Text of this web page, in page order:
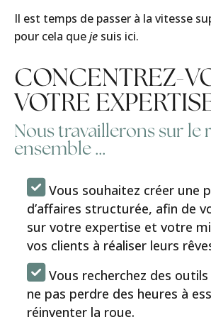
Il est temps de passer à la vitesse
pour cela queje suis ici.
CONCENTREZ-
VOTRE
Nous travaillerons sur le
ensemble …
Vous souhaitez créer une
d’affaires structurée, afin de
sur votre expertise et votre
vos clients à réaliser leurs
Vous recherchez des
ne pas perdre des heures à
réinventer la roue.